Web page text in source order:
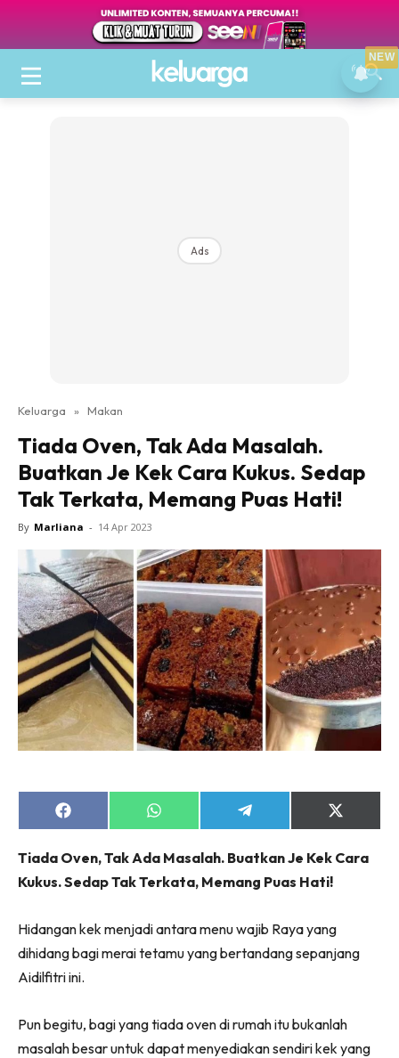
Ads
Keluarga » Makan
Tiada Oven, Tak Ada Masalah.
Buatkan Je Kek Cara Kukus. Sedap
Tak Terkata, Memang Puas Hati!
By Marliana - 14 Apr 2023
Share
on
Share
on
Share
on
Share
on
(Twitter)
Tiada Oven, Tak Ada Masalah. Buatkan Je Kek Cara
Kukus. Sedap Tak Terkata, Memang Puas Hati!
Hidangan kek menjadi antara menu wajib Raya yang
dihidang bagi merai tetamu yang bertandang sepanjang
Aidilfitri ini.
Pun begitu, bagi yang tiada oven di rumah itu bukanlah
masalah besar untuk dapat menyediakan sendiri kek yang
NEW